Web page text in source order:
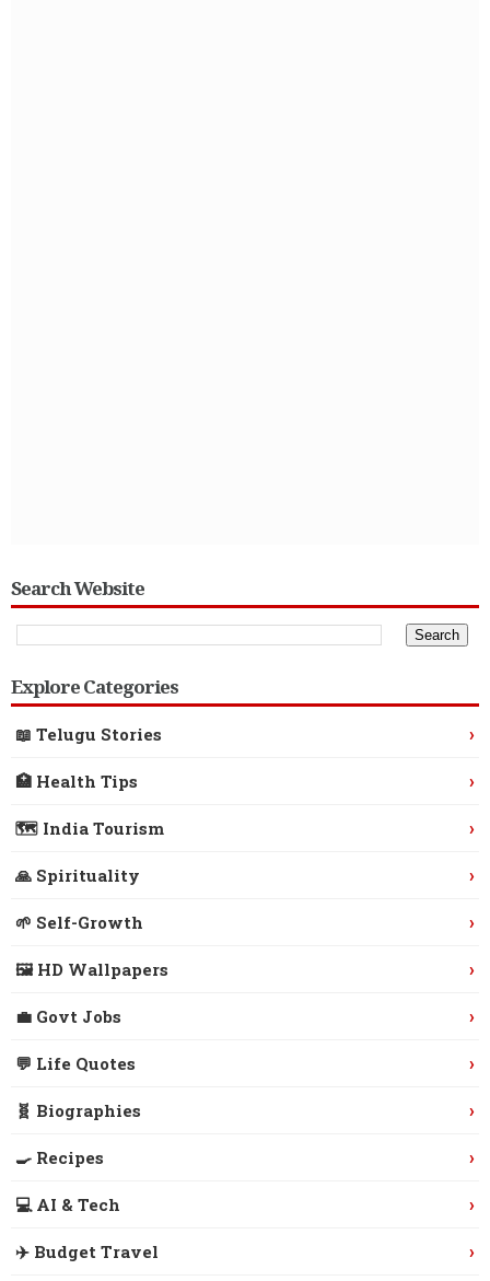
Search Website
Explore Categories
📖 Telugu Stories ›
🏥 Health Tips ›
🗺️ India Tourism ›
🙏 Spirituality ›
🌱 Self-Growth ›
🖼️ HD Wallpapers ›
💼 Govt Jobs ›
💬 Life Quotes ›
🧬 Biographies ›
🍳 Recipes ›
💻 AI & Tech ›
✈️ Budget Travel ›